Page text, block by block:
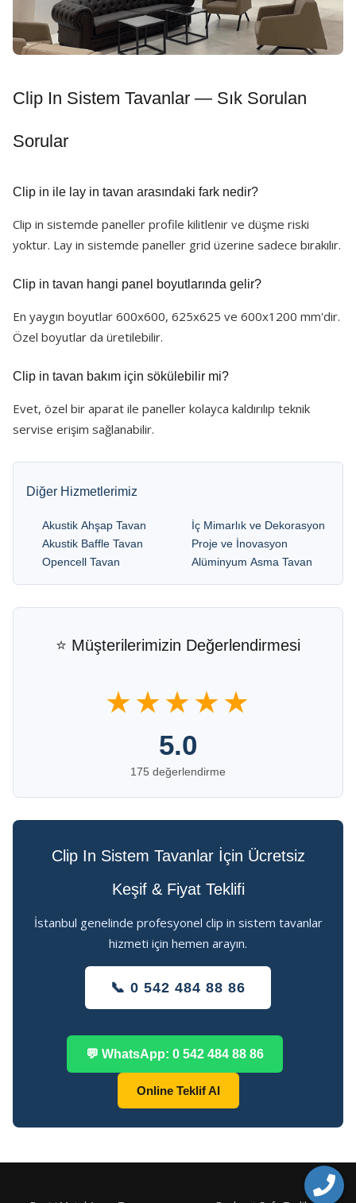
Clip In Sistem Tavanlar — Sık Sorulan
Sorular
Clip in ile lay in tavan arasındaki fark nedir?
Clip in sistemde paneller profile kilitlenir ve düşme riski
yoktur. Lay in sistemde paneller grid üzerine sadece bırakılır.
Clip in tavan hangi panel boyutlarında gelir?
En yaygın boyutlar 600x600, 625x625 ve 600x1200 mm'dir.
Özel boyutlar da üretilebilir.
Clip in tavan bakım için sökülebilir mi?
Evet, özel bir aparat ile paneller kolayca kaldırılıp teknik
servise erişim sağlanabilir.
Diğer Hizmetlerimiz
Akustik Ahşap Tavan
Akustik Baffle Tavan
Opencell Tavan
İç Mimarlık ve Dekorasyon
Proje ve İnovasyon
Alüminyum Asma Tavan
⭐ Müşterilerimizin Değerlendirmesi
★★★★★
5.0
175 değerlendirme
Clip In Sistem Tavanlar İçin Ücretsiz
Keşif & Fiyat Teklifi
İstanbul genelinde profesyonel clip in sistem tavanlar
hizmeti için hemen arayın.
📞 0 542 484 88 86
💬 WhatsApp: 0 542 484 88 86
Online Teklif Al